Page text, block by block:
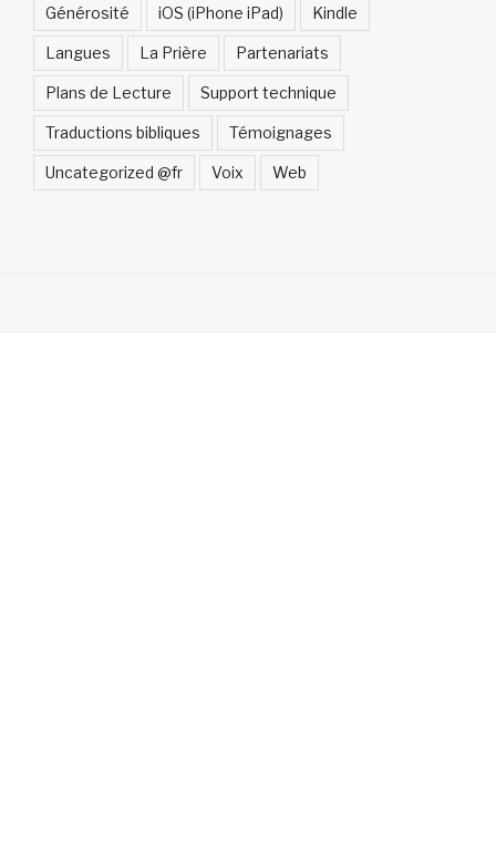
Générosité iOS (iPhone iPad) Kindle
Langues La Prière Partenariats
Plans de Lecture Support technique
Traductions bibliques Témoignages
Uncategorized @fr Voix Web